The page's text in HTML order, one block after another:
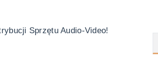
Sprzętu Audio-Video!